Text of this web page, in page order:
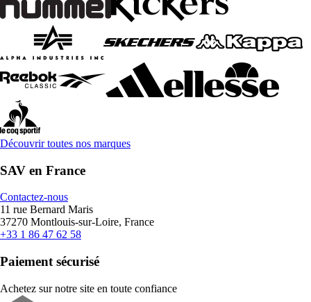
Découvrir toutes nos marques
SAV en France
Contactez-nous
11 rue Bernard Maris
37270 Montlouis-sur-Loire, France
+33 1 86 47 62 58
Paiement sécurisé
Achetez sur notre site en toute confiance